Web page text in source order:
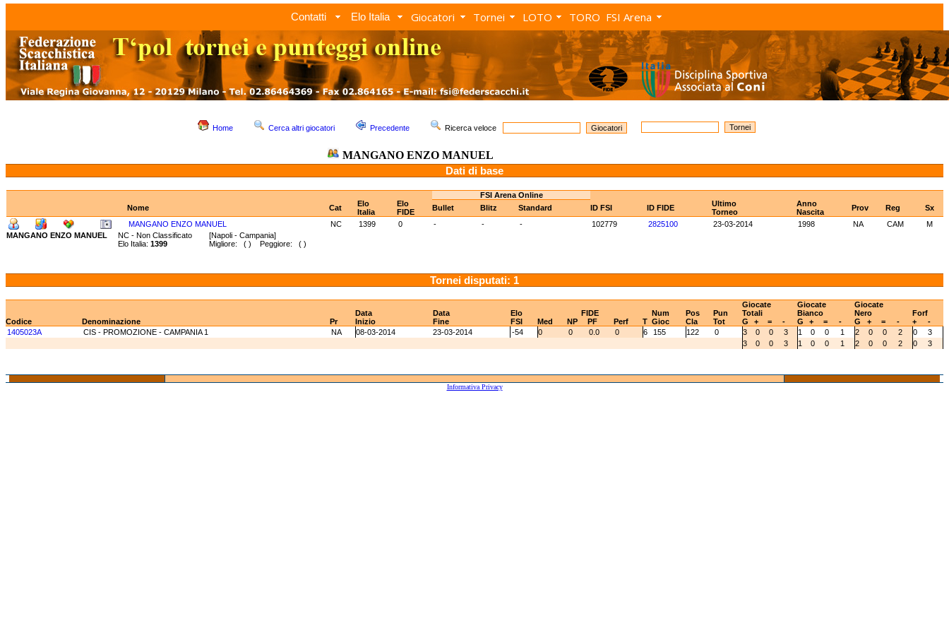
Contatti Elo Italia Giocatori Tornei LOTO TORO FSI Arena
Home Cerca altri giocatori Precedente Ricerca veloce
MANGANO ENZO MANUEL
Dati di base
FSI Arena Online
Nome
Cat
Elo
Italia
Elo
FIDE
Bullet Blitz Standard ID FSI ID FIDE
Ultimo
Torneo
Anno
Nascita
Prov Reg
Sx
MANGANO ENZO MANUEL
NC 1399 0 - - - 102779 2825100 23-03-2014 1998 NA CAM
M
MANGANO ENZO MANUEL
NC - Non Classificato [Napoli - Campania]
Elo Italia: 1399 Migliore: ( ) Peggiore: ( )
Tornei disputati: 1
Data Data Elo FIDE Num Pos Pun
Giocate
Totali
Giocate
Bianco
Giocate
Nero
Forf
Codice
Denominazione Pr Inizio Fine FSI Med NP PF Perf T Gioc Cla Tot G + = - G + = - G + = - +
-
1405023A
CIS - PROMOZIONE - CAMPANIA 1 NA 08-03-2014 23-03-2014 -54 0 0 0.0 0 6 155 122 0 3 0 0 3 1 0 0 1 2 0 0 2 0
3
3
0 0 3 1 0 0 1 2 0 0 2 0 3
Informativa Privacy